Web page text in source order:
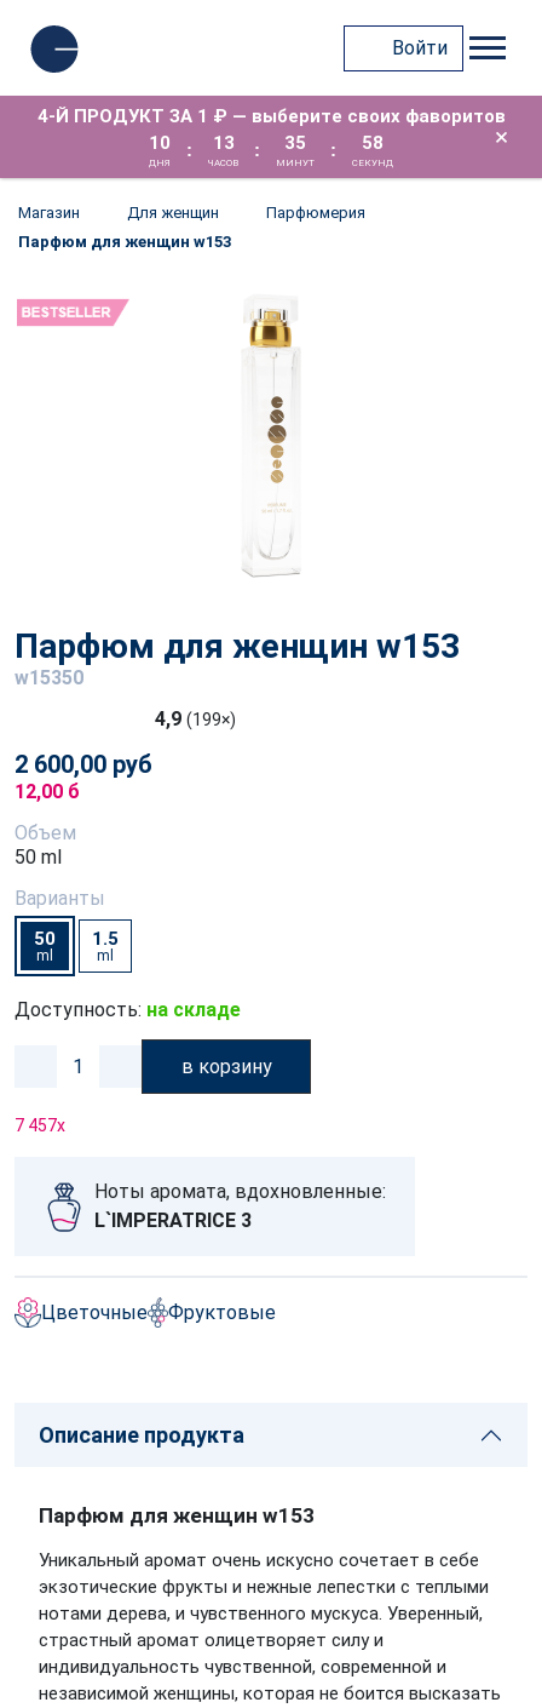
Войти
4-Й ПРОДУКТ ЗА 1 ₽ — выберите своих фаворитов
10
ДНЯ
: 13
ЧАСОВ
: 35
МИНУТ
: 58
СЕКУНД
×
Магазин Для женщин
Парфюмерия
Парфюм для женщин w153
Парфюм для женщин w153
w15350
4,9 (199×)
2 600,00 руб
12,00 б
Объем
50 ml
Варианты
50
ml
1.5
ml
Доступность: на складе
в корзину
7 457x
Ноты аромата, вдохновленные:
L`IMPERATRICE 3
Цветочные Фруктовые
Описание продукта
Парфюм для женщин w153
Уникальный аромат очень искусно сочетает в себе
экзотические фрукты и нежные лепестки с теплыми
нотами дерева, и чувственного мускуса. Уверенный,
страстный аромат олицетворяет силу и
индивидуальность чувственной, современной и
независимой женщины, которая не боится высказать